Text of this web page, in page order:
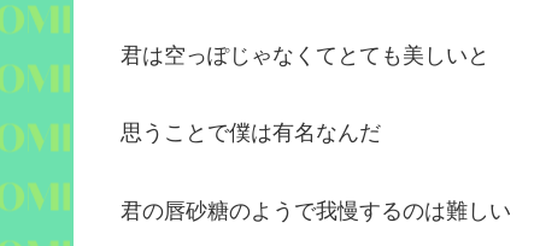
君は空っぽじゃなくてとても美しいと
思うことで僕は有名なんだ
君の唇砂糖のようで我慢するのは難しい